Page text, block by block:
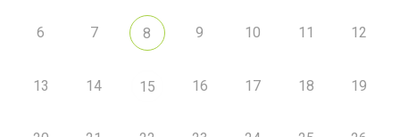
6 7 8 9 10 11 12
13 14 15 16 17 18 19